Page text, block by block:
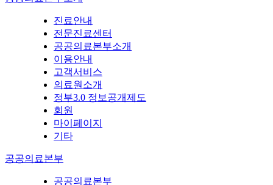
진료안내
전문진료센터
공공의료본부소개
이용안내
고객서비스
의료원소개
정부3.0 정보공개제도
회원
마이페이지
기타
공공의료본부
공공의료본부